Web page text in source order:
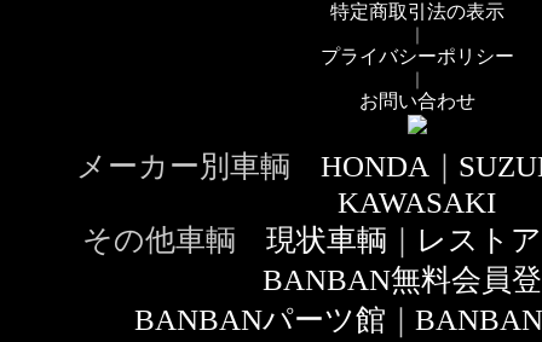
特定商取引法の表示
プライバシーポリシー
お問い合わせ
メーカー別車輌 HONDA
KAWASAKI
その他車輌 現状車輌
レスト
BANBAN無料会員
BANBANパーツ館